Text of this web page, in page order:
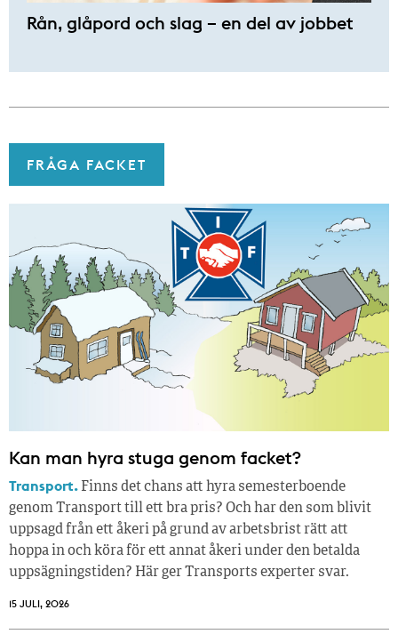
Rån, glåpord och slag – en del av jobbet
FRÅGA FACKET
Kan man hyra stuga genom facket?
Transport. Finns det chans att hyra semesterboende
genom Transport till ett bra pris? Och har den som blivit
uppsagd från ett åkeri på grund av arbetsbrist rätt att
hoppa in och köra för ett annat åkeri under den betalda
uppsägningstiden? Här ger Transports experter svar.
15 JULI, 2026